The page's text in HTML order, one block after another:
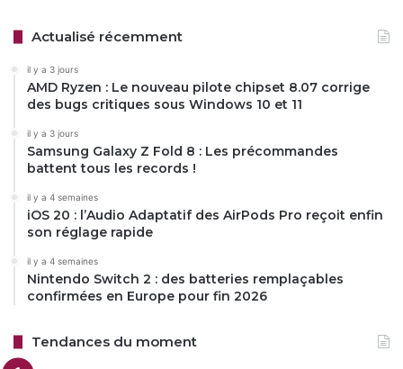
Actualisé récemment
il y a 3 jours
AMD Ryzen : Le nouveau pilote chipset 8.07 corrige
des bugs critiques sous Windows 10 et 11
il y a 3 jours
Samsung Galaxy Z Fold 8 : Les précommandes
battent tous les records !
il y a 4 semaines
iOS 20 : l’Audio Adaptatif des AirPods Pro reçoit enfin
son réglage rapide
il y a 4 semaines
Nintendo Switch 2 : des batteries remplaçables
confirmées en Europe pour fin 2026
Tendances du moment